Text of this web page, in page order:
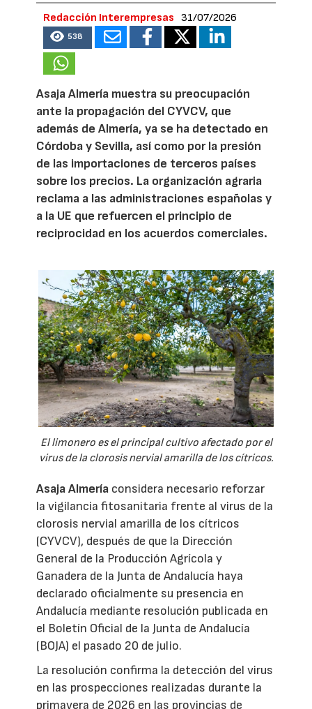
Redacción Interempresas 31/07/2026
538
Asaja Almería muestra su preocupación
ante la propagación del CYVCV, que
además de Almería, ya se ha detectado en
Córdoba y Sevilla, así como por la presión
de las importaciones de terceros países
sobre los precios. La organización agraria
reclama a las administraciones españolas y
a la UE que refuercen el principio de
reciprocidad en los acuerdos comerciales.
El limonero es el principal cultivo afectado por el
virus de la clorosis nervial amarilla de los cítricos.
Asaja Almería considera necesario reforzar
la vigilancia fitosanitaria frente al virus de la
clorosis nervial amarilla de los cítricos
(CYVCV), después de que la Dirección
General de la Producción Agrícola y
Ganadera de la Junta de Andalucía haya
declarado oficialmente su presencia en
Andalucía mediante resolución publicada en
el Boletín Oficial de la Junta de Andalucía
(BOJA) el pasado 20 de julio.
La resolución confirma la detección del virus
en las prospecciones realizadas durante la
primavera de 2026 en las provincias de